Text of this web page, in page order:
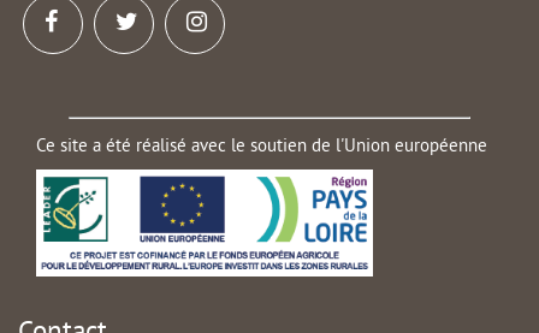
Ce site a été réalisé avec le soutien de l'Union européenne